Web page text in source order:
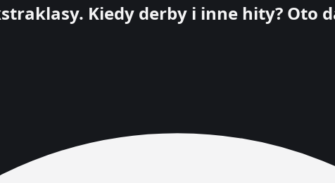
Kiedy derby i inne hity? Oto